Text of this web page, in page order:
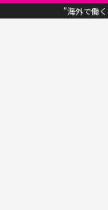
”海外で働